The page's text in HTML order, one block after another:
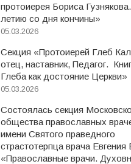
протоиерея Бориса
летию со дня кончины»
05.03.2026
Секция «Протоиерей Глеб
отец, наставник, Педагог.
Глеба как достояние Церкви»
05.03.2026
Состоялась секция
общества православных
имени Святого праведного
страстотерпца врача Евгения
«Православные врачи.